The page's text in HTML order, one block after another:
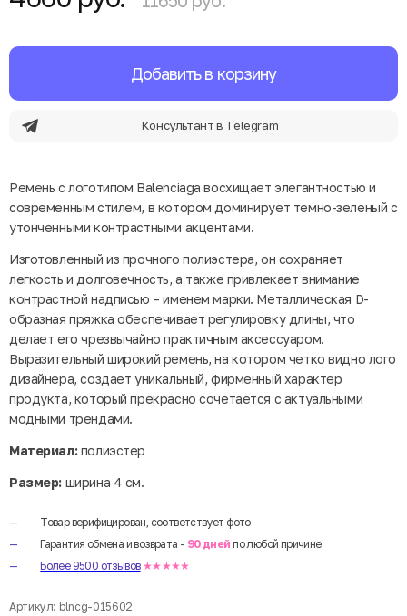
Добавить в корзину
Консультант в Telegram
Ремень с логотипом Balenciaga восхищает элегантностью и
современным стилем, в котором доминирует темно-зеленый с
утонченными контрастными акцентами.
Изготовленный из прочного полиэстера, он сохраняет
легкость и долговечность, а также привлекает внимание
контрастной надписью – именем марки. Металлическая D-
образная пряжка обеспечивает регулировку длины, что
делает его чрезвычайно практичным аксессуаром.
Выразительный широкий ремень, на котором четко видно лого
дизайнера, создает уникальный, фирменный характер
продукта, который прекрасно сочетается с актуальными
модными трендами.
Материал:полиэстер
Размер: ширина 4 см.
Товар верифицирован, соответствует фото
Гарантия обмена и возврата - 90 дней по любой причине
Более 9500 отзывов ★★★★★
Артикул: blncg-015602